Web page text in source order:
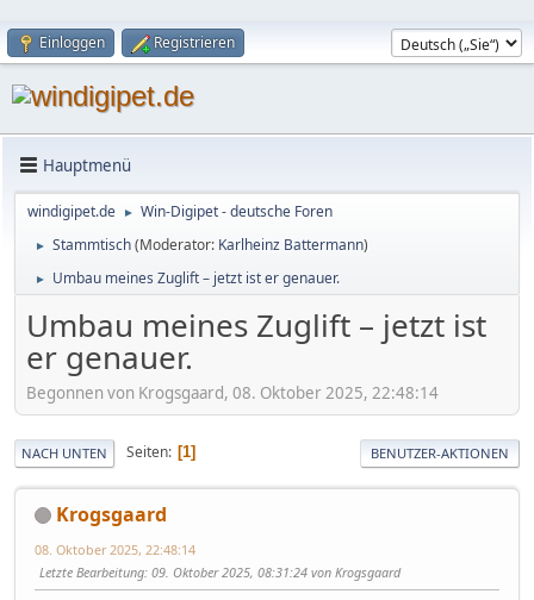
Einloggen Registrieren
Hauptmenü
windigipet.de ► Win-Digipet - deutsche Foren
► Stammtisch(Moderator: Karlheinz Battermann)
► Umbau meines Zuglift – jetzt ist er genauer.
Umbau meines Zuglift – jetzt ist
er genauer.
Begonnen von Krogsgaard, 08. Oktober 2025, 22:48:14
NACH UNTEN Seiten 1 BENUTZER-AKTIONEN
Krogsgaard
08. Oktober 2025, 22:48:14
Letzte Bearbeitung: 09. Oktober 2025, 08:31:24 von Krogsgaard